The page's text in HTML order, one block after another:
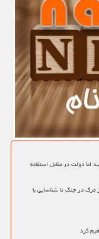
اما دولت در مقابل استفاده
در جنگ تا شناسایی با
کرد